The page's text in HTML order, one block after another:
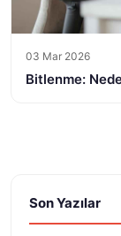
03 Mar 2026
Bitlenme:
Son Yazılar